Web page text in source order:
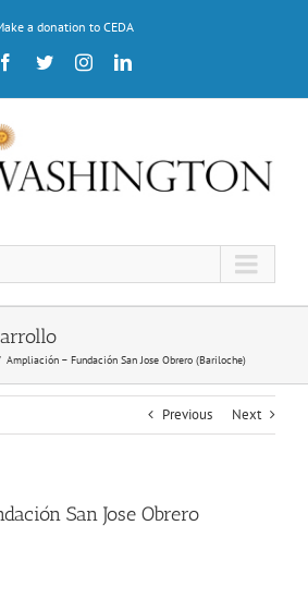
a donation to CEDA
Facebook
TwitterInstagramLinkedIn
Ampliación – Fundación San Jose Obrero (Bariloche)
Previous Next
San Jose Obrero